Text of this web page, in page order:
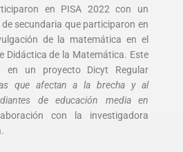
en PISA 2022 con un
secundaria que participaron en
de la matemática en el
Didáctica de la Matemática. Este
en un proyecto Dicyt Regular
que afectan a la brecha y al
de educación media en
con la investigadora